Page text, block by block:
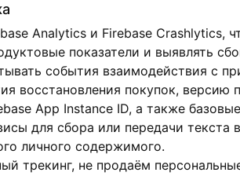
Analytics и Firebase Crashlytics,
показатели и выявлять
события взаимодействия с
восстановления покупок,
App Instance ID, а также
для сбора или передачи текста
личного содержимого.
трекинг, не продаём